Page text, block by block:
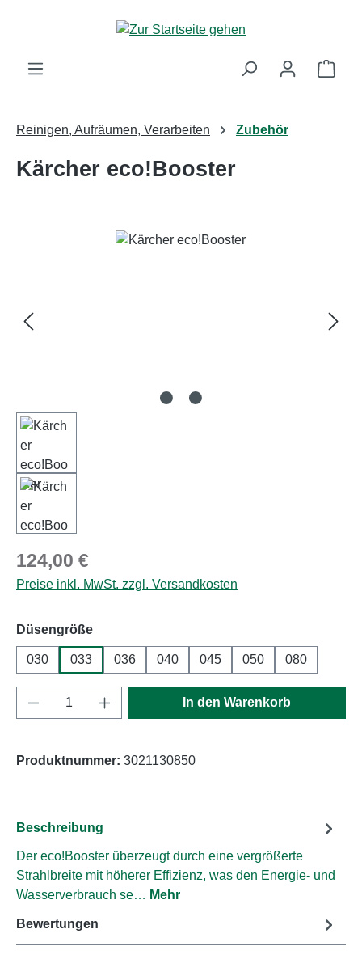
Zum Hauptinhalt springen
Reinigen, Aufräumen, Verarbeiten Zubehör
Kärcher eco!Booster
Regulärer Preis:
124,00 €
Preise inkl. MwSt. zzgl. Versandkosten
Düsengrößeauswählen
030 033 036 040 045 050 080
Produkt Anzahl: Gib den gewünschten
In den Warenkorb
Produktnummer: 3021130850
Beschreibung
Der eco!Booster überzeugt durch eine vergrößerte
Strahlbreite mit höherer Effizienz, was den Energie- und
Wasserverbrauch se… Mehr
Bewertungen